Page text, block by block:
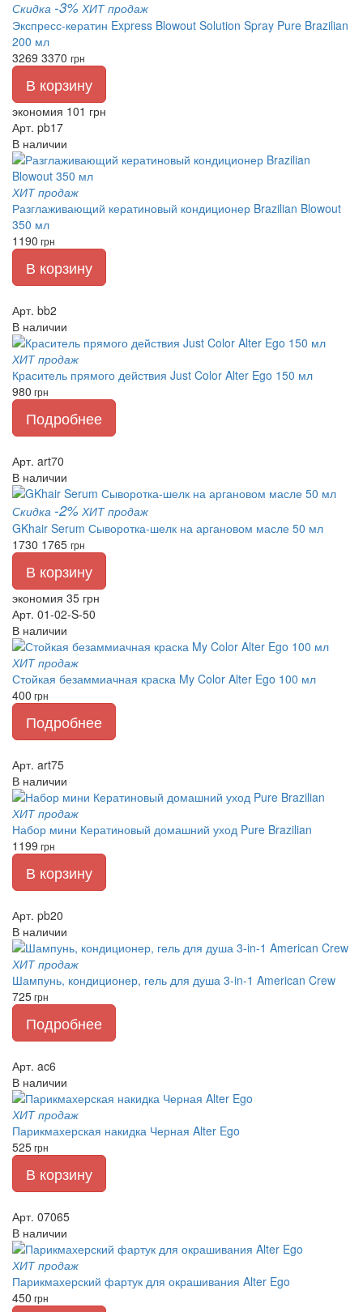
Скидка -3% ХИТ продаж
Экспресс-кератин Express Blowout Solution Spray Pure Brazilian
200 мл
3269 3370 грн
В корзину
экономия 101 грн
Арт. pb17
В наличии
ХИТ продаж
Разглаживающий кератиновый кондиционер Brazilian Blowout
350 мл
1190 грн
В корзину
Арт. bb2
В наличии
ХИТ продаж
Краситель прямого действия Just Color Alter Ego 150 мл
980 грн
Подробнее
Арт. art70
В наличии
Скидка -2% ХИТ продаж
GKhair Serum Сыворотка-шелк на аргановом масле 50 мл
1730 1765 грн
В корзину
экономия 35 грн
Арт. 01-02-S-50
В наличии
ХИТ продаж
Стойкая безаммиачная краска My Color Alter Ego 100 мл
400 грн
Подробнее
Арт. art75
В наличии
ХИТ продаж
Набор мини Кератиновый домашний уход Pure Brazilian
1199 грн
В корзину
Арт. pb20
В наличии
ХИТ продаж
Шампунь, кондиционер, гель для душа 3-in-1 American Crew
725грн
Подробнее
Арт. ac6
В наличии
ХИТ продаж
Парикмахерская накидка Черная Alter Ego
525грн
В корзину
Арт. 07065
В наличии
ХИТ продаж
Парикмахерский фартук для окрашивания Alter Ego
450 грн